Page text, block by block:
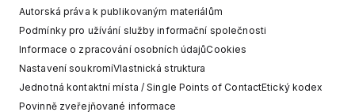
Autorská práva k publikovaným materiálům
Podmínky pro užívání služby informační společnosti
Informace o zpracování osobních údajůCookies
Nastavení soukromíVlastnická struktura
Jednotná kontaktní místa / Single Points of ContactEtický kodex
Povinně zveřejňované informace